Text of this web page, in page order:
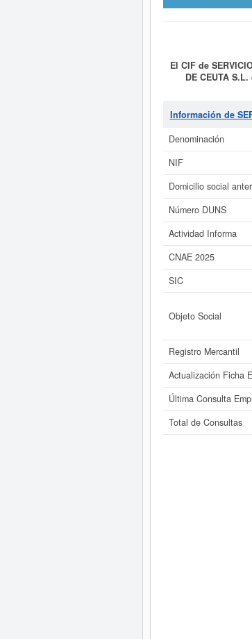
El CIF de
DE CEUTA S.L.
REALIZACION
O PARCELAS
SERVICIOS Y
similiares pueden
Si está
Informe ampliado
Información de
Denominación
NIF
Domicilio social
Número DUNS
Actividad Informa
CNAE 2025
SIC
Objeto Social
Registro Mercantil
Actualización Ficha
Última Consulta
Total de Consultas